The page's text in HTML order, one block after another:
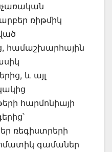
ռիթմիկ
համաշխարհային
և այլ
հարմոնիայի
ռեգիստրերի
գամաներ